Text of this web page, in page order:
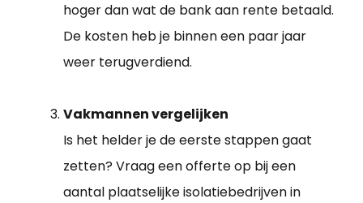
hoger dan wat de bank aan rente betaald.
De kosten heb je binnen een paar jaar
weer terugverdiend.
Vakmannen vergelijken
Is het helder je de eerste stappen gaat
zetten? Vraag een offerte op bij een
aantal plaatselijke isolatiebedrijven in